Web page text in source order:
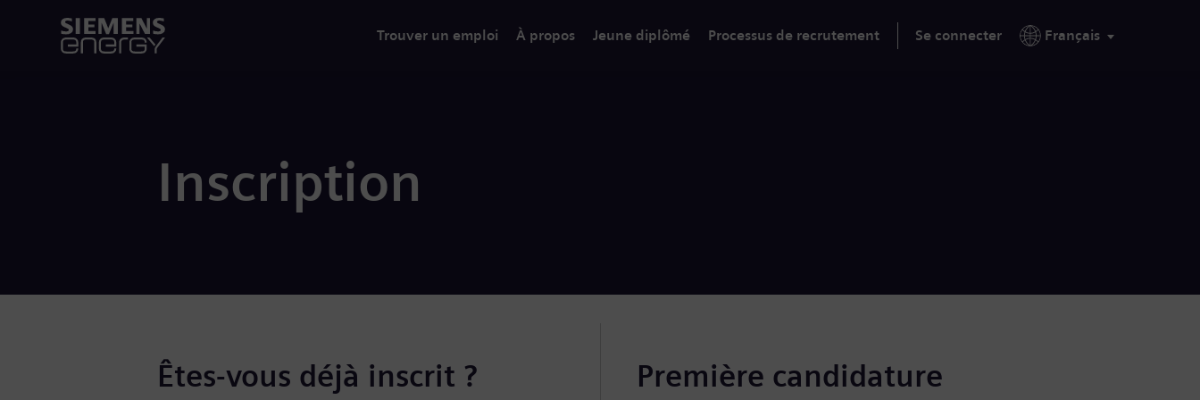
Trouver un emploi À propos Jeune diplômé Processus de recrutement Se connecter Français
Inscription
Êtes-vous déjà inscrit ? Première candidature